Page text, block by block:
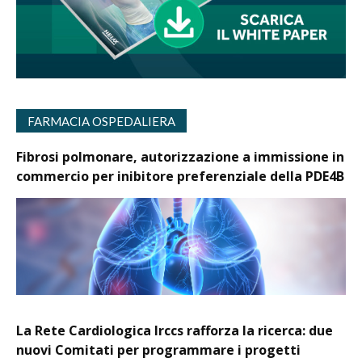
FARMACIA OSPEDALIERA
Fibrosi polmonare, autorizzazione a immissione in
commercio per inibitore preferenziale della PDE4B
La Rete Cardiologica Irccs rafforza la ricerca: due
nuovi Comitati per programmare i progetti